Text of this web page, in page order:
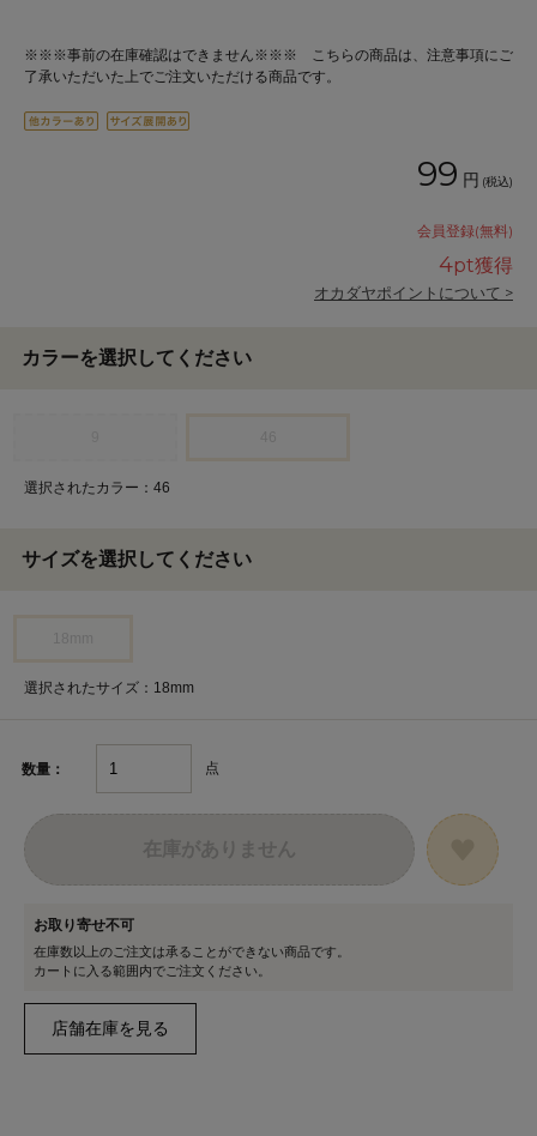
※※※事前の在庫確認はできません※※※ こちらの商品は、注意事項にご
了承いただいた上でご注文いただける商品です。
99 円 (税込)
会員登録(無料)
4pt獲得
オカダヤポイントについて >
カラーを選択してください
選択されたカラー：46
サイズを選択してください
選択されたサイズ：18mm
数量： 点
お取り寄せ不可
在庫数以上のご注文は承ることができない商品です。
カートに入る範囲内でご注文ください。